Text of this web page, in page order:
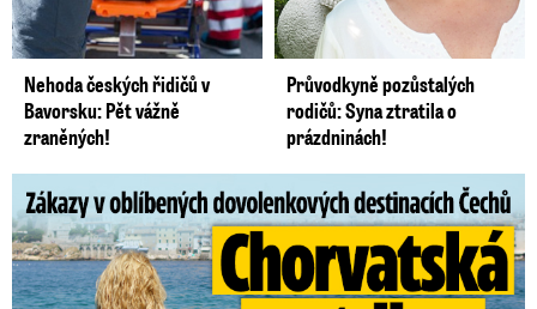
Nehoda českých řidičů v
Bavorsku: Pět vážně
zraněných!
Průvodkyně pozůstalých
rodičů: Syna ztratila o
prázdninách!
Zákazy v dovolenkových rájích: Restrikce proti naháčům!